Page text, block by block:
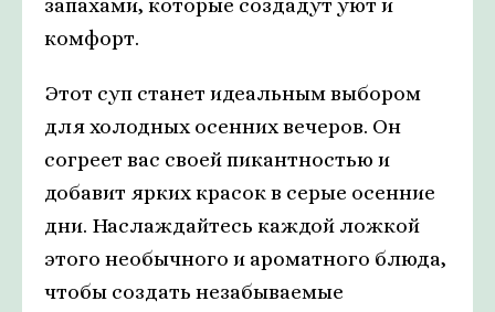
запахами, которые создадут уют и
комфорт.
Этот суп станет идеальным выбором
для холодных осенних вечеров. Он
согреет вас своей пикантностью и
добавит ярких красок в серые осенние
дни. Наслаждайтесь каждой ложкой
этого необычного и ароматного блюда,
чтобы создать незабываемые